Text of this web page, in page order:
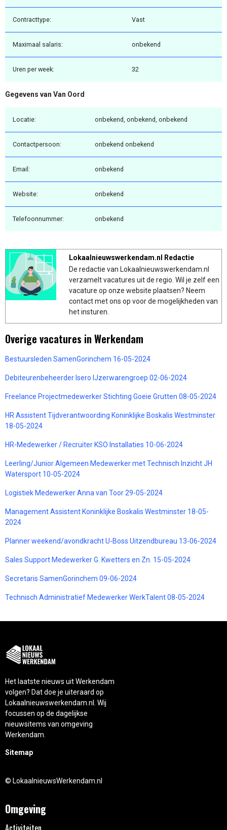
Contracttype: Vast
Maximaal salaris: onbekend
Uren per week: 32
Gegevens van Van Oord
Locatie: onbekend, onbekend, onbekend
Contactpersoon: onbekend onbekend
Email: onbekend
Website: onbekend
Telefoonnummer: onbekend
Lokaalnieuwswerkendam.nl Redactie
De redactie van Lokaalnieuwswerkendam.nl
verzamelt vacatures uit de regio. Wil je zelf een
vacature op onze website plaatsen? Neem
contact met ons op voor de mogelijkheden van
het insturen.
Overige vacatures in Werkendam
Bestuursleden SamenGorinchem 16-05-2024
Debiteurenbeheerder Isero IJzerwarengroep 02-06-2024
Freelance Projectmedewerker Stichting Goeie Grutten 08-05-2024
HR Assistent Tijdverantwoording Koninklijke Boskalis Westminster
18-05-2024
HR-Medewerker / Recruiter KSO Installaties 10-06-2024
Leerling/Junior Algemeen Medewerker met Technisch Inzicht JH
Watersport 10-05-2024
Logistiek Medewerker Anna van Toor 29-05-2024
Management Assistent Koninklijke Boskalis Westminster 18-05-
2024
Planner weekend/avondkracht U-Boss Uitzendbureau 13-06-2024
Sales Support Medewerker G. Kwetters en Zn. 15-05-2024
Secretaris SamenGorinchem 09-06-2024
Technisch Administratief Medewerker WerkTalent 08-05-2024
Het laatste nieuws uit Werkendam
volgen? Dat doe je uiteraard op
Lokaalnieuwswerkendam.nl. Wij
focussen op de dagelijkse
nieuwsitems van omgeving
Werkendam.
Sitemap
© LokaalnieuwsWerkendam.nl
Omgeving